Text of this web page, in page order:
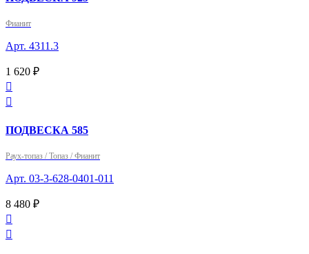
Фианит
Арт. 4311.3
1 620 ₽


ПОДВЕСКА 585
Раух-топаз / Топаз / Фианит
Арт. 03-3-628-0401-011
8 480 ₽

